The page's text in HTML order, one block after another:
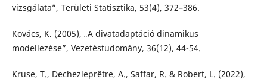
vizsgálata”, Területi Statisztika, 53(4), 372–386.
Kovács, K. (2005), „A divatadaptáció dinamikus
modellezése”, Vezetéstudomány, 36(12), 44-54.
Kruse, T., Dechezleprêtre, A., Saffar, R. & Robert, L. (2022),